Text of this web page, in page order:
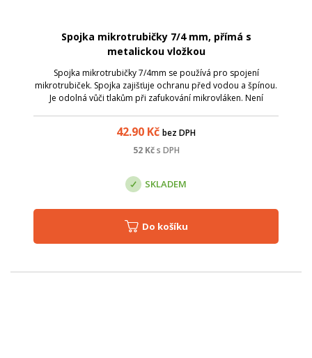
Spojka mikrotrubičky 7/4 mm, přímá s
metalickou vložkou
Spojka mikrotrubičky 7/4mm se používá pro spojení
mikrotrubiček. Spojka zajišťuje ochranu před vodou a špínou.
Je odolná vůči tlakům při zafukování mikrovláken. Není
42.90 Kč bez DPH
52Kč s DPH
SKLADEM
Do košíku